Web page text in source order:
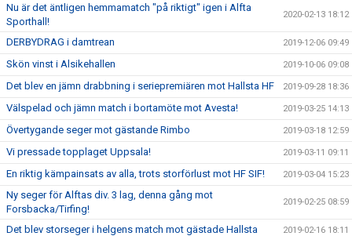
Nu är det äntligen hemmamatch "på riktigt" igen i Alfta
Sporthall!
2020-02-13 18:12
DERBYDRAG i damtrean 2019-12-06 09:49
Skön vinst i Alsikehallen 2019-10-06 09:08
Det blev en jämn drabbning i seriepremiären mot Hallsta HF 2019-09-28 18:36
Välspelad och jämn match i bortamöte mot Avesta! 2019-03-25 14:13
Övertygande seger mot gästande Rimbo 2019-03-18 12:59
Vi pressade topplaget Uppsala! 2019-03-11 09:11
En riktig kämpainsats av alla, trots storförlust mot HF SIF! 2019-03-04 15:23
Ny seger för Alftas div. 3 lag, denna gång mot
Forsbacka/Tirfing!
2019-02-25 08:59
Det blev storseger i helgens match mot gästade Hallsta 2019-02-16 18:11